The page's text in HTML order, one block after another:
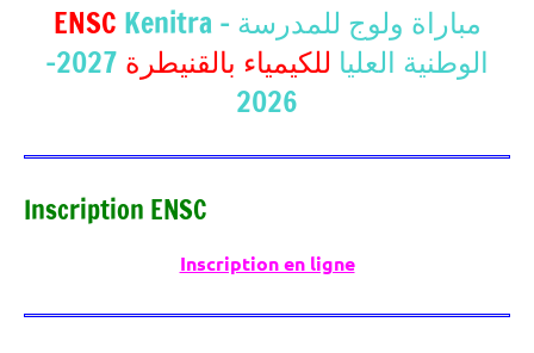
ENSC Kenitra – مباراة ولوج للمدرسة
الوطنية العليا للكيمياء بالقنيطرة
2027-
2026
Inscription ENSC
Inscription en ligne